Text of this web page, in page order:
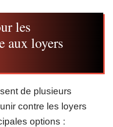
les
aux loyers
de plusieurs
contre les loyers
options :